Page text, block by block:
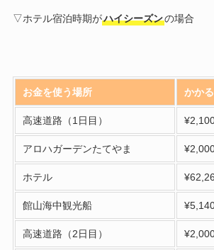
▽ホテル宿泊時期がハイシーズンの場合
お金を使う場所 かか
高速道路（1日目）
アロハガーデンたてやま
ホテル
館山海中観光船
高速道路（2日目）